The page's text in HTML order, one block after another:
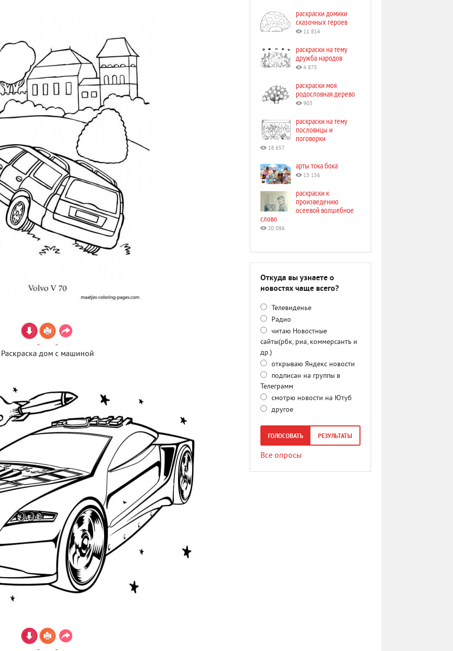
Раскраска дом с машиной
раскраски домики
сказочных героев
11 814
раскраски на тему
дружба народов
4 875
раскраски моя
родословная дерево
903
раскраски на тему
пословицы и
поговорки
18 657
арты тока бока
15 156
раскраски к
произведению
осеевой волшебное
слово
20 086
Откуда вы узнаете о
новостях чаще всего?
Телевиденье
Радио
читаю Новостные
сайты(рбк, риа, коммерсантъ и
др.)
открываю Яндекс новости
подписан на группы в
Телеграмм
смотрю новости на Ютуб
другое
ГОЛОСОВАТЬ РЕЗУЛЬТАТЫ
Все опросы